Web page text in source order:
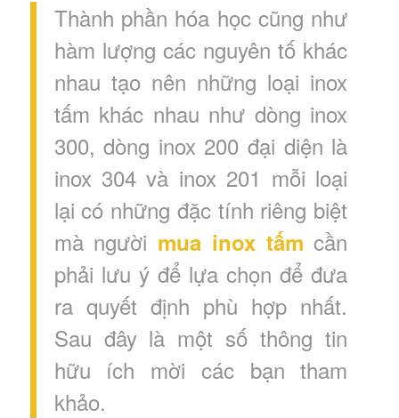
Thành phần hóa học cũng như
hàm lượng các nguyên tố khác
nhau tạo nên những loại inox
tấm khác nhau như dòng inox
300, dòng inox 200 đại diện là
inox 304 và inox 201 mỗi loại
lại có những đặc tính riêng biệt
mà người mua inox tấmcần
phải lưu ý để lựa chọn để đưa
ra quyết định phù hợp nhất.
Sau đây là một số thông tin
hữu ích mời các bạn tham
khảo.